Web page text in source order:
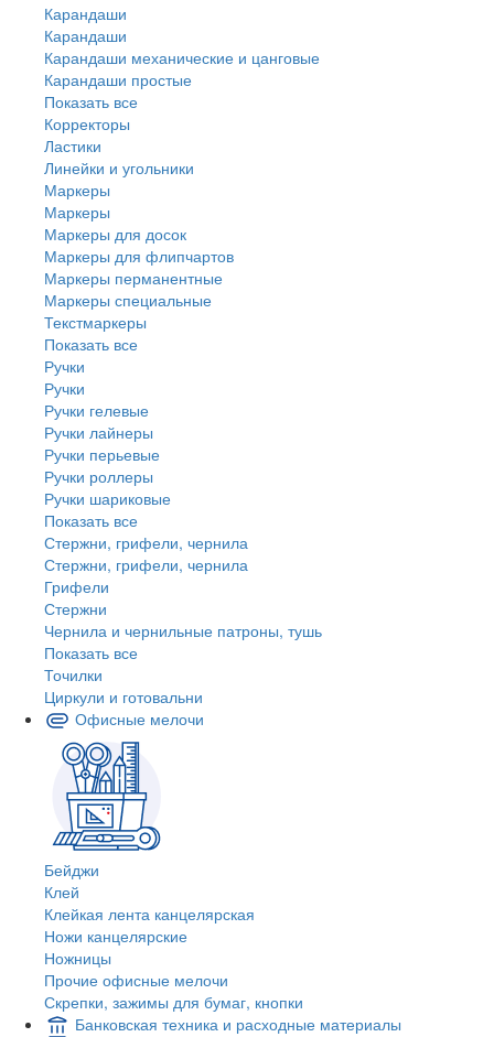
Карандаши
Карандаши
Карандаши механические и цанговые
Карандаши простые
Показать все
Корректоры
Ластики
Линейки и угольники
Маркеры
Маркеры
Маркеры для досок
Маркеры для флипчартов
Маркеры перманентные
Маркеры специальные
Текстмаркеры
Показать все
Ручки
Ручки
Ручки гелевые
Ручки лайнеры
Ручки перьевые
Ручки роллеры
Ручки шариковые
Показать все
Стержни, грифели, чернила
Стержни, грифели, чернила
Грифели
Стержни
Чернила и чернильные патроны, тушь
Показать все
Точилки
Циркули и готовальни
Офисные мелочи
Бейджи
Клей
Клейкая лента канцелярская
Ножи канцелярские
Ножницы
Прочие офисные мелочи
Скрепки, зажимы для бумаг, кнопки
Банковская техника и расходные материалы